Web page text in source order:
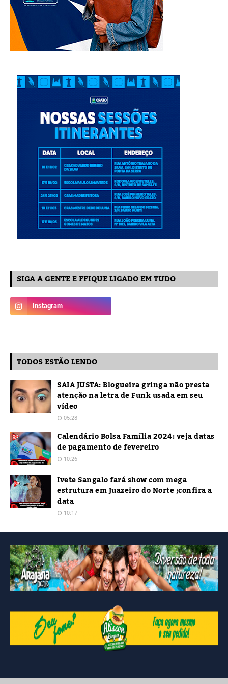
SIGA A GENTE E FFIQUE LIGADO EM TUDO
TODOS ESTÃO LENDO
SAIA JUSTA: Blogueira gringa não presta
atenção na letra de Funk usada em seu
vídeo
05:28
Calendário Bolsa Família 2024: veja datas
de pagamento de fevereiro
10:26
Ivete Sangalo fará show com mega
estrutura em Juazeiro do Norte ;confira a
data
10:17